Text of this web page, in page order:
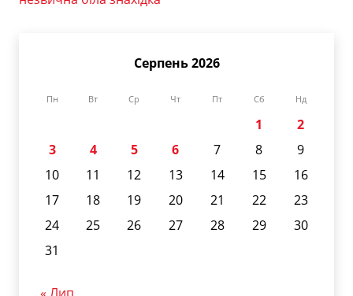
Серпень 2026
Пн Вт Ср Чт Пт Сб Нд
1
2
3
4 5 6 7 8
9
10
11 12 13 14 15
16
17
18 19 20 21 22
23
24
25 26 27 28 29
30
31